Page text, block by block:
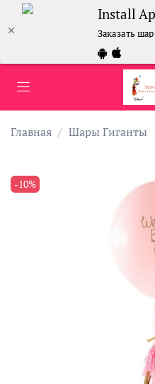
Install
Заказать
Главная Шары Гиганты
-10%